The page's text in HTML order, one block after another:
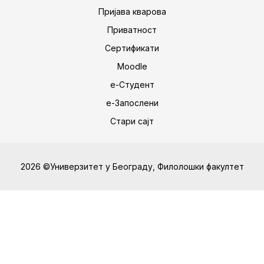
Пријава кварова
Приватност
Сертификати
Moodle
е-Студент
е-Запослени
Стари сајт
2026 ©Универзитет у Београду, Филолошки факултет